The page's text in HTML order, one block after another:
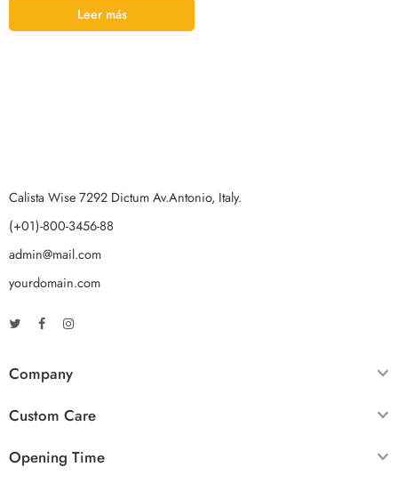
Leer más
Calista Wise 7292 Dictum Av.Antonio, Italy.
(+01)-800-3456-88
admin@mail.com
yourdomain.com
Company
Custom Care
Opening Time